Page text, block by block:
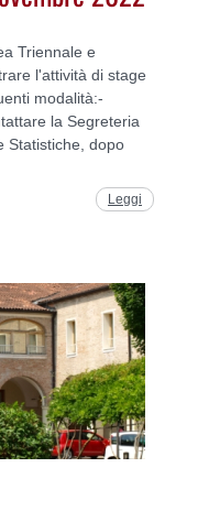
Triennale e
l'attività di stage
modalità:-
la Segreteria
Statistiche, dopo
Leggi